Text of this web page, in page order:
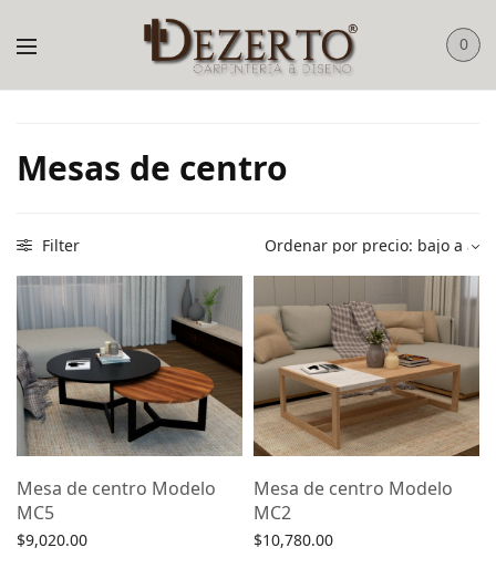
0
Mesas de centro
Filter
Mesa de centro Modelo
MC5
$9,020.00
Mesa de centro Modelo
MC2
$10,780.00